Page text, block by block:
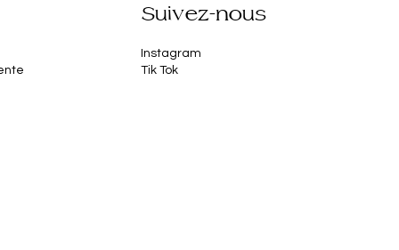
Suivez-nous
Instagram
Tik Tok